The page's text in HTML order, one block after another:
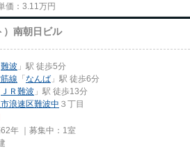
価： 3.11 万円
）南朝日ビル
難波 」駅 徒歩5分
線 「なんば 」駅 徒歩6分
ＪＲ難波 」駅 徒歩13分
浪速区難波中 ３丁目
年 ｜募集中： 1室